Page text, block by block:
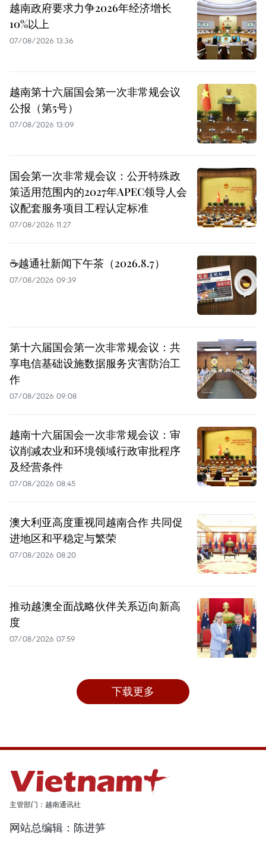
越南政府要求力争2026年经济增长
10%以上
07/08/2026 13:36
越南第十六届国会第一次非常规会议
公报（第5号）
07/08/2026 13:09
国会第一次非常规会议：公开特殊政
策适用范围内的2027年APEC领导人会
议配套服务项目工程认定标准
07/08/2026 11:27
☕️越通社新闻下午茶（2026.8.7）
07/08/2026 09:39
第十六届国会第一次非常规会议：共
享电信基础设施数据服务灾害防治工
作
07/08/2026 09:08
越南十六届国会一次非常规会议：审
议削减农业和环境领域行政审批程序
及经营条件
07/08/2026 08:45
澳大利亚高度重视同越南合作 共同促
进地区和平稳定与繁荣
07/08/2026 08:20
推动越澳全面战略伙伴关系迈向新高
度
07/08/2026 07:59
下载更多
主管部门：越南通讯社
网站总编辑：陈进笋